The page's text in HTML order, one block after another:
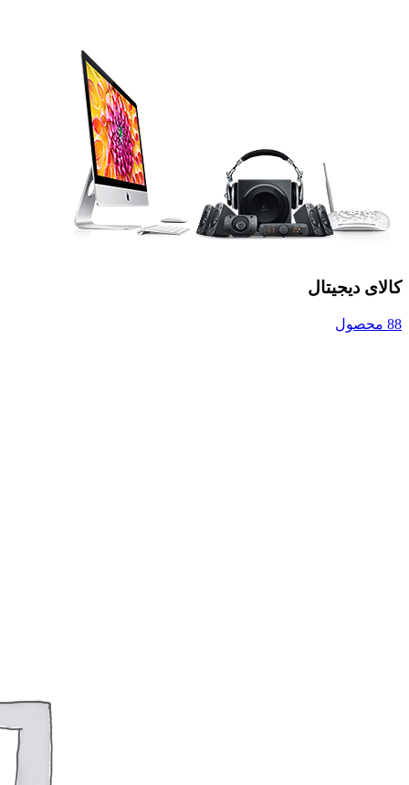
کالای دیجیتال
88 محصول